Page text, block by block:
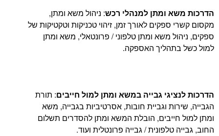
ומתן למנהלי רכש: ניהול משא ומתן,
ספקים לאורך זמן, זיהוי טכניקות וטקטיקות של
משא ומתן טלפוני / פרונטאלי, משא ומתן
האספקה.
גבייה במשא ומתן למול חייבים: תורת
וגביית חובות, אסרטיביות בגבייה, משא
חייבים, הובלת המשא ומתן להסדרים תשלום
טלפונית / גבייה פרונטלית ועוד.